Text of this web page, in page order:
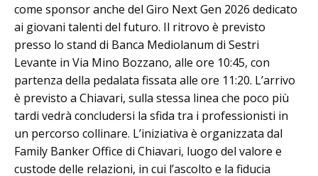
come sponsor anche del Giro Next Gen 2026 dedicato
ai giovani talenti del futuro. Il ritrovo è previsto
presso lo stand di Banca Mediolanum di Sestri
Levante in Via Mino Bozzano, alle ore 10:45, con
partenza della pedalata fissata alle ore 11:20. L’arrivo
è previsto a Chiavari, sulla stessa linea che poco più
tardi vedrà concludersi la sfida tra i professionisti in
un percorso collinare. L’iniziativa è organizzata dal
Family Banker Office di Chiavari, luogo del valore e
custode delle relazioni, in cui l’ascolto e la fiducia